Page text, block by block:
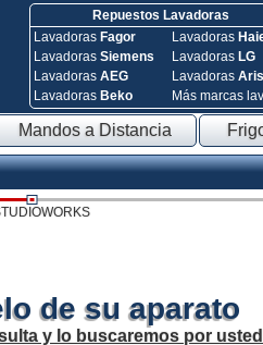
Repuestos Lavadoras
Lavadoras Fagor
Lavadoras Siemens
Lavadoras AEG
Lavadoras Beko
Lavadoras
Lavadoras LG
Lavadoras
Más marcas
Mandos a Distancia
de su aparato
y lo buscaremos por usted